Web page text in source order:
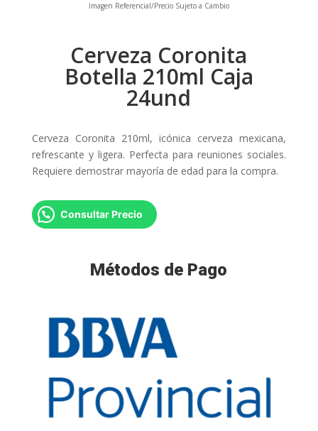
Imagen Referencial/Precio Sujeto a Cambio
Cerveza Coronita
Botella 210ml Caja
24und
Cerveza Coronita 210ml, icónica cerveza mexicana,
refrescante y ligera. Perfecta para reuniones sociales.
Requiere demostrar mayoría de edad para la compra.
Consultar Precio
Métodos de Pago